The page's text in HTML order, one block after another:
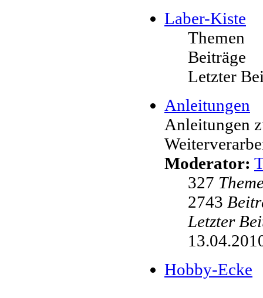
Laber-Kiste
Themen
Beiträge
Letzter
Anleitungen
Anleitungen
Moderator:
327
2743
Letzter
Hobby-Ecke